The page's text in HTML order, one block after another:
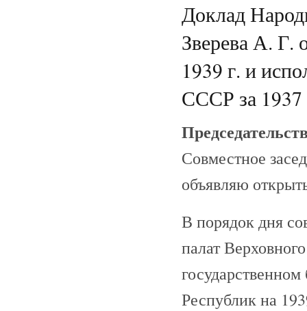
Доклад
Зверева А. Г.
1939 г. и
СССР за 1937
Совместное
объявляю
В порядок дня
палат
Республик на